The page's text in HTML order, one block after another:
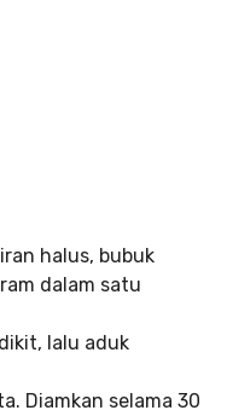
halus, bubuk
dalam satu
lalu aduk
Diamkan selama 30